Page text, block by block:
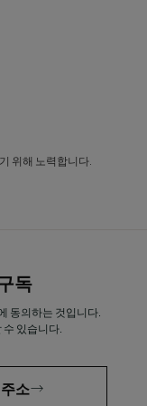
위해 노력합니다.
독
동의하는 것입니다.
있습니다.
소